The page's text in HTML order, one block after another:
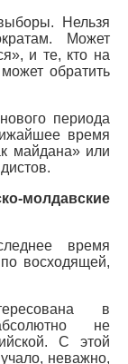
Нельзя
Может
и те, кто на
обратить
периода
время
майдана» или
молдавские
время
восходящей,
в
не
С этой
неважно,